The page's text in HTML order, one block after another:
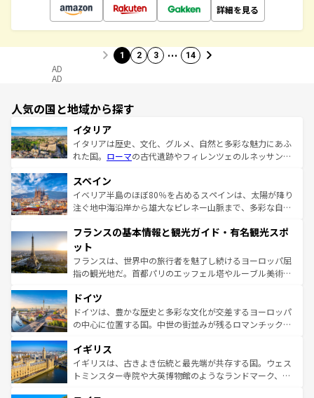
詳細を見る
1 2 3 … 14
AD
AD
人気の国と地域から探す
イタリア
イタリアは歴史、文化、グルメ、自然と多彩な魅力にあふ
れた国。 ローマの古代遺跡やフィレンツェのルネッサンス
ろん、トスカーナの美しい田園風景やアマルフィ海岸の絶
景など、自然景観も見逃せない。観光の合間には、本場の
ピザやパスタなど、絶品のイタリア料理を堪能することも
ませてくれるイタリアで、忘れられない旅をしてみよう！
なお、新着のイタリア情報は
しい。
スペイン
イベリア半島のほぼ80％を占めるスペインは、太陽が降り
注ぐ地中海沿岸から雄大なピレネー山脈まで、多彩な自然
文化が根付くこの国では、情熱的なフラメンコ、熱気あふ
れる闘牛、そして美味しいタパスが生活の一部となってい
る。首都マドリードの洗練された雰囲気や、バルセロナの
アートに溢れた街角から、地方では古代ローマ遺跡や中世
せる。地方によって風土や気候が異なるスペインはその個
性で訪れる人を魅了する。 なお、新着のスペイン情報は コ
ンテンツ一覧を参照してほしい。
フランスの基本情報と観光ガイド・有名観光スポ
ット
フランスは、世界中の旅行者を魅了し続けるヨーロッパ屈
指の観光地だ。首都パリのエッフェル塔やルーブル美術館
で、幅広い魅力が詰まっている。華麗な宮殿、歴史的な大
聖堂、美しいビーチ、そして豊かな自然が、訪れる者を心
から魅了する。また、フランスは美食の国としても知ら
いる。シャンパンの発祥地であるランス、プロヴァンスの
香り高いラベンダー畑など、多彩な楽しみ方が可能だ。さ
らに、パリ以外の地域にも魅力が溢れており、どの街角に
ドイツ
ドイツは、豊かな歴史と多彩な文化が交差するヨーロッパ
の中心に位置する国。中世の街並みが残るロマンチック街
顔を持つこの国は、どこを歩いても飽きることがない。ベ
ルリンの文化的活気、バイエルン州のアルプスの絶景、そ
してライン川沿いのワイン畑といった風景は必見。ビール
イギリス
イギリスは、古きよき伝統と最先端が共存する国。ウェス
トミンスター寺院や大英博物館のようなランドマーク、歴